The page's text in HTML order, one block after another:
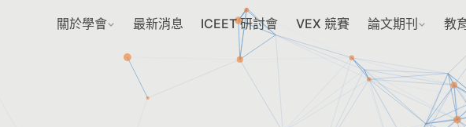
關於學會 最新消息 ICEET 研討會 VEX 競賽 論文期刊 教